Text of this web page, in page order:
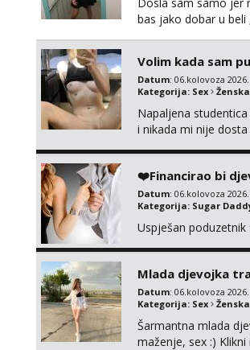
bas jako dobar u
Volim kada sam
Datum: 06.kolovoza 2026.
Kategorija: Sex
Napaljena
i nikada mi nije
❤️Financirao bi
Datum: 06.kolovoza 2026.
Kategorija: Sugar
Uspješan
Mlada djevojka
Datum: 06.kolovoza 2026.
Kategorija: Sex
Šarmantna mlada
maženje, sex :)